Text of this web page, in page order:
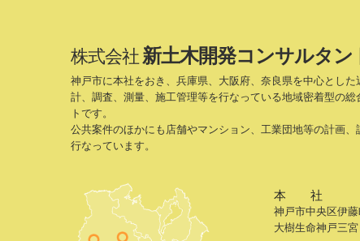
株式会社新土木開発コンサルタン
神戸市に本社をおき、兵庫県、大阪府、奈良県を中心とし
計、調査、測量、施工管理等を行なっている地域密着型の総
トです。
公共案件のほかにも店舗やマンション、工業団地等の計画、
行なっています。
本 社
神戸市中央区伊
大樹生命神戸三